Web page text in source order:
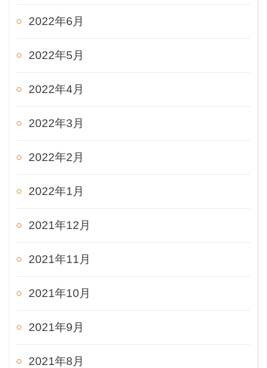
2022年6月
2022年5月
2022年4月
2022年3月
2022年2月
2022年1月
2021年12月
2021年11月
2021年10月
2021年9月
2021年8月